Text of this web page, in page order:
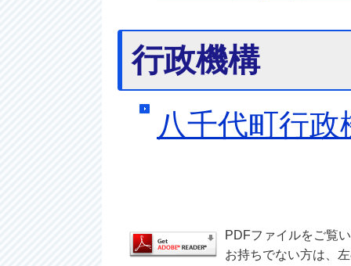
行政機構
八千代町行政
PDFファイルをご覧
お持ちでない方は、